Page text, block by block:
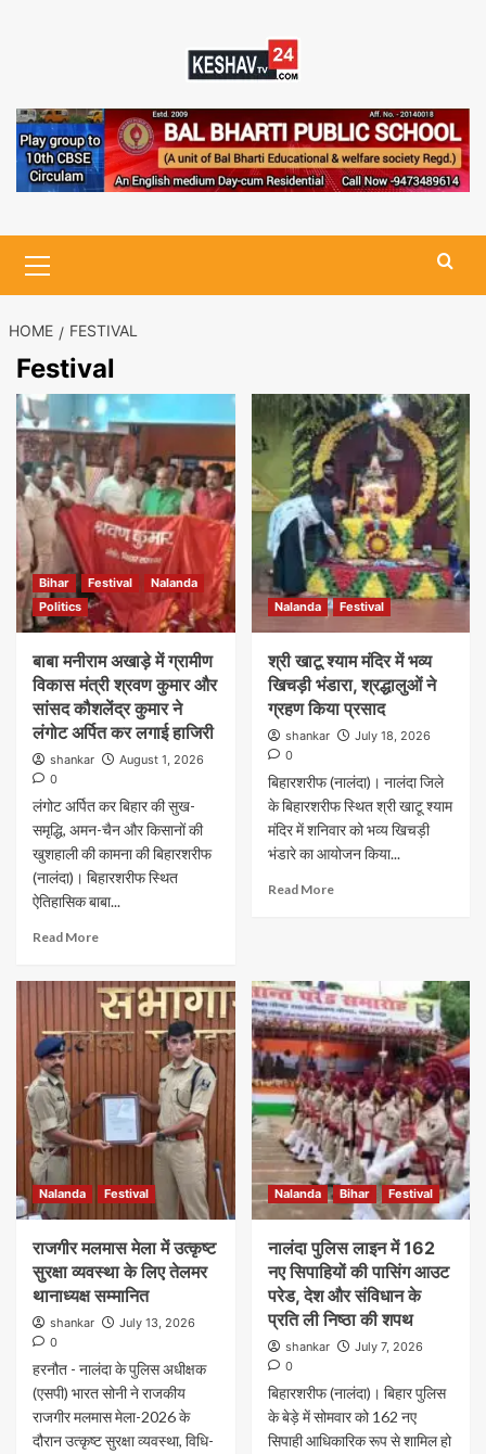
Menu
HOME FESTIVAL
Festival
Bihar Festival
Nalanda
Politics
बाबा मनीराम अखाड़े में ग्रामीण
विकास मंत्री श्रवण कुमार और
सांसद कौशलेंद्र कुमार ने
लंगोट अर्पित कर लगाई हाजिरी
shankar
August 1, 2026
0
लंगोट अर्पित कर बिहार की सुख-
समृद्धि, अमन-चैन और किसानों की
खुशहाली की कामना की बिहारशरीफ
(नालंदा)। बिहारशरीफ स्थित
ऐतिहासिक बाबा...
Read More
Nalanda Festival
श्री खाटू श्याम मंदिर में भव्य
खिचड़ी भंडारा, श्रद्धालुओं ने
ग्रहण किया प्रसाद
shankar
July 18, 2026
0
बिहारशरीफ (नालंदा)। नालंदा जिले
के बिहारशरीफ स्थित श्री खाटू श्याम
मंदिर में शनिवार को भव्य खिचड़ी
भंडारे का आयोजन किया...
Read More
Nalanda Festival
राजगीर मलमास मेला में उत्कृष्ट
सुरक्षा व्यवस्था के लिए तेलमर
थानाध्यक्ष सम्मानित
shankar
July 13, 2026
0
हरनौत - नालंदा के पुलिस अधीक्षक
(एसपी) भारत सोनी ने राजकीय
राजगीर मलमास मेला-2026 के
दौरान उत्कृष्ट सुरक्षा व्यवस्था, विधि-
Nalanda Bihar Festival
नालंदा पुलिस लाइन में 162
नए सिपाहियों की पासिंग आउट
परेड, देश और संविधान के
प्रति ली निष्ठा की शपथ
shankar
July 7, 2026
0
बिहारशरीफ (नालंदा)। बिहार पुलिस
के बेड़े में सोमवार को 162 नए
सिपाही आधिकारिक रूप से शामिल हो